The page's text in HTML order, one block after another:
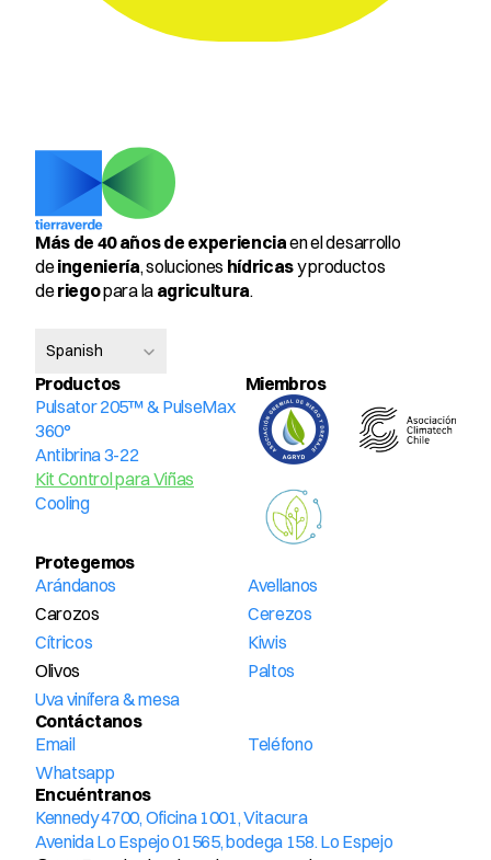
Más de 40 años de experiencia en el desarrollo
de ingeniería, soluciones hídricas y productos
de riego para la agricultura.
Spanish
Productos
Pulsator 205™ & PulseMax
360°
Antibrina 3-22
Kit Control para Viñas
Cooling
Miembros
Protegemos
Arándanos
Avellanos
Carozos
Cerezos
Cítricos
Kiwis
Olivos
Paltos
Uva vinífera & mesa
Contáctanos
Email
Teléfono
Whatsapp
Encuéntranos
Kennedy 4700, Oficina 1001, Vitacura
Avenida Lo Espejo 01565, bodega 158. Lo Espejo